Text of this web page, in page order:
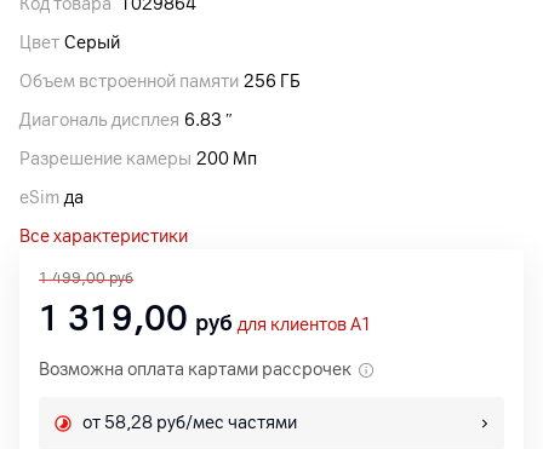
Код товара 1029864
Цвет Серый
Объем встроенной памяти 256 ГБ
Диагональ дисплея 6.83 ″
Разрешение камеры 200 Мп
eSim да
Все характеристики
1 499,00 руб
1 319,00 руб для клиентов A1
Возможна оплата картами рассрочек
от 58,28 руб/мес частями